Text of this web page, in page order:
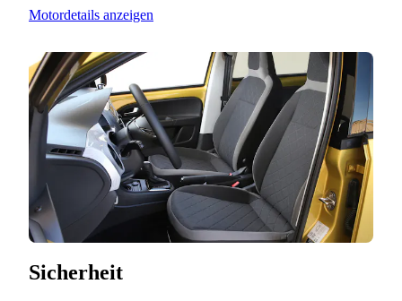
Motordetails anzeigen
Sicherheit